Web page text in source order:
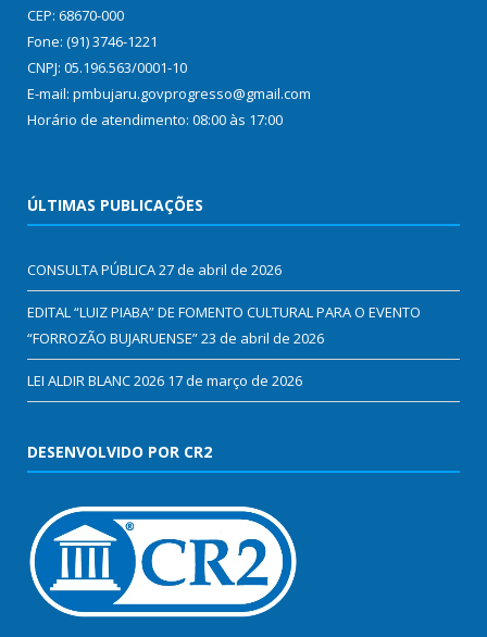
CEP: 68670-000
Fone: (91) 3746-1221
CNPJ: 05.196.563/0001-10
E-mail: pmbujaru.govprogresso@gmail.com
Horário de atendimento: 08:00 às 17:00
ÚLTIMAS PUBLICAÇÕES
CONSULTA PÚBLICA27 de abril de 2026
EDITAL “LUIZ PIABA” DE FOMENTO CULTURAL PARA O EVENTO
“FORROZÃO BUJARUENSE”23 de abril de 2026
LEI ALDIR BLANC 2026 17 de março de 2026
DESENVOLVIDO POR CR2